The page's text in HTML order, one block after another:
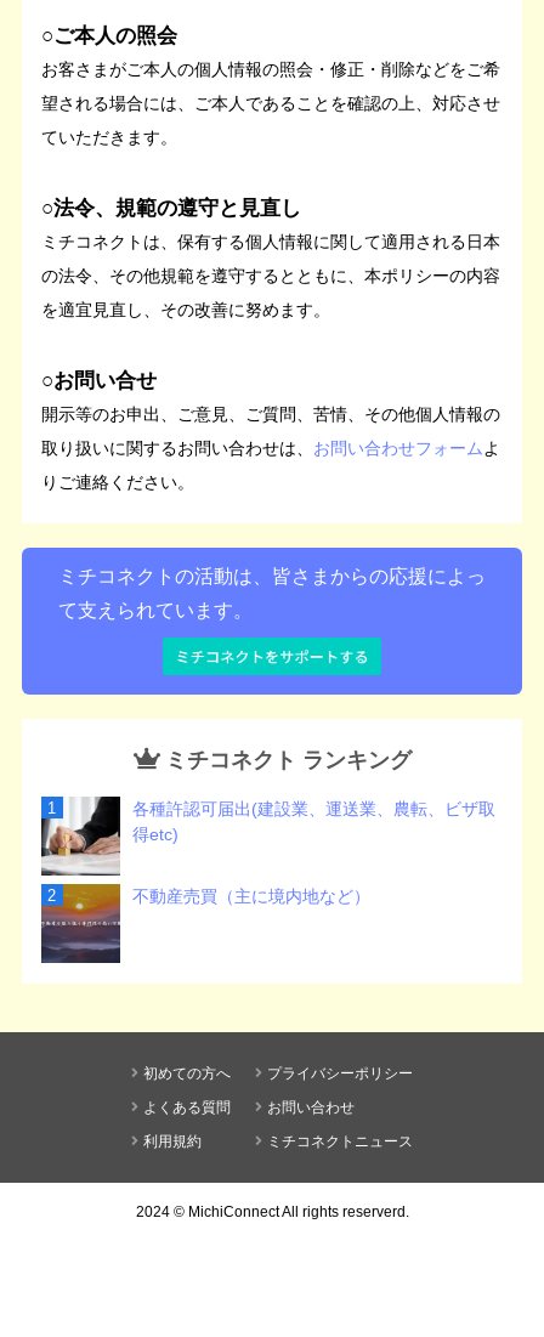
○ご本人の照会
お客さまがご本人の個人情報の照会・修正・削除などをご希
望される場合には、ご本人であることを確認の上、対応させ
ていただきます。
○法令、規範の遵守と見直し
ミチコネクトは、保有する個人情報に関して適用される日本
の法令、その他規範を遵守するとともに、本ポリシーの内容
を適宜見直し、その改善に努めます。
○お問い合せ
開示等のお申出、ご意見、ご質問、苦情、その他個人情報の
取り扱いに関するお問い合わせは、 お問い合わせフォーム よ
りご連絡ください。
ミチコネクトの活動は、皆さまからの応援によっ
て支えられています。
ミチコネクト ランキング
各種許認可届出(建設業、運送業、農転、ビザ取
得etc)
不動産売買（主に境内地など）
初めての方へ
よくある質問
利用規約
プライバシーポリシー
お問い合わせ
ミチコネクトニュース
2024 © MichiConnectAll rights reserverd.